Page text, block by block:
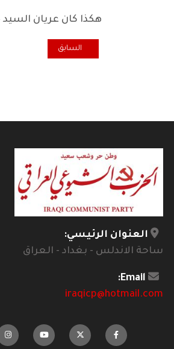
هكذا كان عريان
المقال السابق: اضاءة..
السابق
العنوان الرئيسي:
ساحة الاندلس - بغداد - العراق
Email:
iraqicp@hotmail.com